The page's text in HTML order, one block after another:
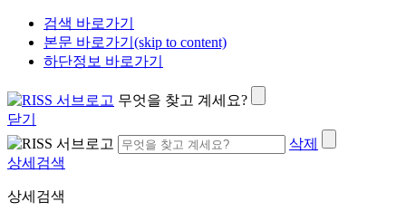
검색 바로가기
본문 바로가기(skip to content)
하단정보 바로가기
무엇을 찾고 계세요?
닫기
삭제
상세검색
상세검색